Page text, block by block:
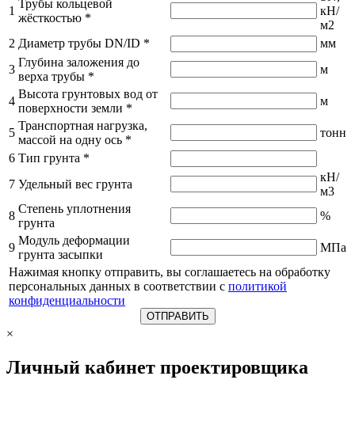
1
Трубы кольцевой
жёсткостью *
кН/
м2
2 Диаметр трубы DN/ID *
мм
3
Глубина заложения до
верха трубы *
м
4
Высота грунтовых вод от
поверхности земли *
м
5
Транспортная нагрузка,
массой на одну ось *
тонн
6 Тип грунта *
7 Удельный вес грунта
кН/
м3
8
Степень уплотнения
грунта
%
9
Модуль деформации
грунта засыпки
МПа
Нажимая кнопку отправить, вы соглашаетесь на обработку
персональных данных в соответствии с политикой
конфиденциальности
×
Личный кабинет проектировщика